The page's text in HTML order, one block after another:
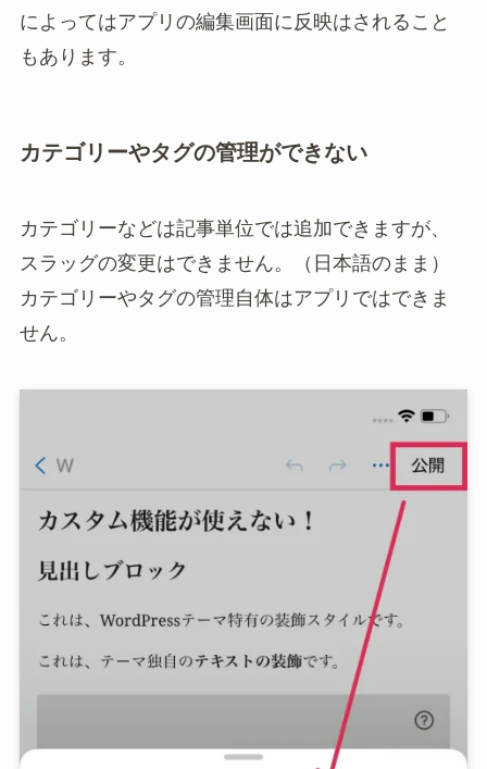
によってはアプリの編集画面に反映はされること
もあります。
カテゴリーやタグの管理ができない
カテゴリーなどは記事単位では追加できますが、
スラッグの変更はできません。（日本語のまま）
カテゴリーやタグの管理自体はアプリではできま
せん。